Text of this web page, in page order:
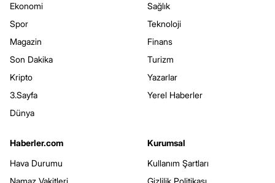
Ekonomi
Spor
Magazin
Son Dakika
Kripto
3.Sayfa
Dünya
Sağlık
Teknoloji
Finans
Turizm
Yazarlar
Yerel Haberler
Haberler.com
Hava Durumu
Kurumsal
Kullanım Şartları